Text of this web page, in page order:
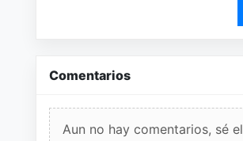
Comentarios
Aun no hay comentarios, sé el